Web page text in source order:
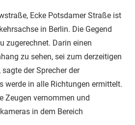
Ecke Potsdamer Straße ist
in Berlin. Die Gegend
zugerechnet. Darin einen
zu sehen, sei zum derzeitigen
der Sprecher der
werde in alle Richtungen ermittelt.
Zeugen vernommen und
in dem Bereich